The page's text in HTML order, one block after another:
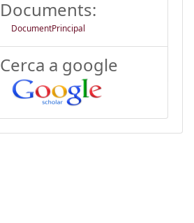
Documents:
DocumentPrincipal
Cerca a google